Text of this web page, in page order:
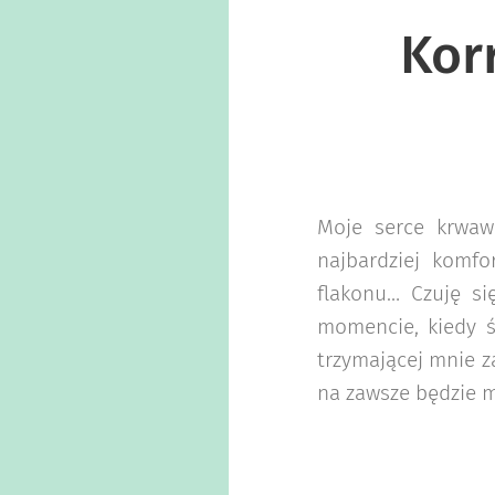
Moje serce
najbardziej
flakonu… Czuję
momencie, kiedy
trzymającej mnie
na zawsze będzie